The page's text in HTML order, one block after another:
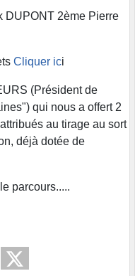
DUPONT 2ème Pierre
Cliquer ici
(Président de
qui nous a offert 2
au tirage au sort
déjà dotée de
parcours.....